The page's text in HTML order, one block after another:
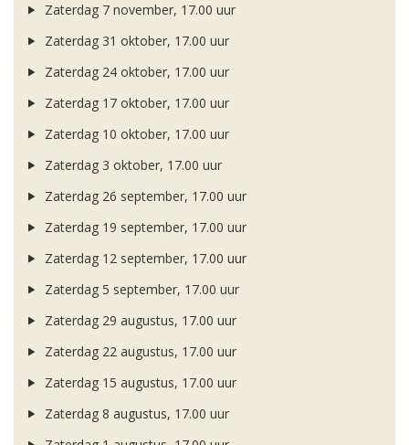
Zaterdag 7 november, 17.00 uur
Zaterdag 31 oktober, 17.00 uur
Zaterdag 24 oktober, 17.00 uur
Zaterdag 17 oktober, 17.00 uur
Zaterdag 10 oktober, 17.00 uur
Zaterdag 3 oktober, 17.00 uur
Zaterdag 26 september, 17.00 uur
Zaterdag 19 september, 17.00 uur
Zaterdag 12 september, 17.00 uur
Zaterdag 5 september, 17.00 uur
Zaterdag 29 augustus, 17.00 uur
Zaterdag 22 augustus, 17.00 uur
Zaterdag 15 augustus, 17.00 uur
Zaterdag 8 augustus, 17.00 uur